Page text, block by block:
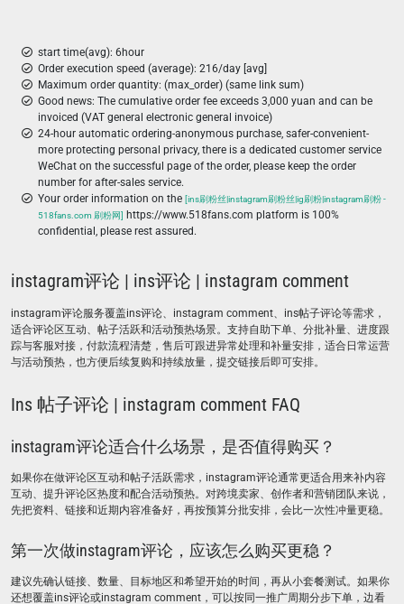
start time(avg): 6hour
Order execution speed (average): 216/day [avg]
Maximum order quantity: (max_order) (same link sum)
Good news: The cumulative order fee exceeds 3,000 yuan and can be
invoiced (VAT general electronic general invoice)
24-hour automatic ordering-anonymous purchase, safer-convenient-
more protecting personal privacy, there is a dedicated customer service
WeChat on the successful page of the order, please keep the order
number for after-sales service.
Your order information on the [ins刷粉丝|instagram刷粉丝|ig刷粉|instagram刷粉 -
518fans.com 刷粉网]
https://www.518fans.com platform is 100%
confidential, please rest assured.
instagram评论 | ins评论 | instagram comment
instagram评论服务覆盖ins评论、instagram comment、ins帖子评论等需求，
适合评论区互动、帖子活跃和活动预热场景。支持自助下单、分批补量、进度跟
踪与客服对接，付款流程清楚，售后可跟进异常处理和补量安排，适合日常运营
与活动预热，也方便后续复购和持续放量，提交链接后即可安排。
Ins 帖子评论 | instagram comment FAQ
instagram评论适合什么场景，是否值得购买？
如果你在做评论区互动和帖子活跃需求，instagram评论通常更适合用来补内容
互动、提升评论区热度和配合活动预热。对跨境卖家、创作者和营销团队来说，
先把资料、链接和近期内容准备好，再按预算分批安排，会比一次性冲量更稳。
第一次做instagram评论，应该怎么购买更稳？
建议先确认链接、数量、目标地区和希望开始的时间，再从小套餐测试。如果你
还想覆盖ins评论或instagram comment，可以按同一推广周期分步下单，边看